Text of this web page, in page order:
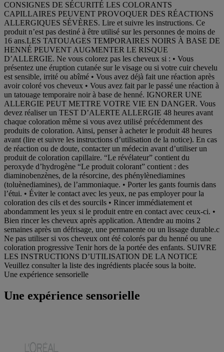
CONSIGNES DE SÉCURITÉ LES COLORANTS
CAPILLAIRES PEUVENT PROVOQUER DES RÉACTIONS
ALLERGIQUES SÉVÈRES. Lire et suivre les instructions. Ce
produit n’est pas destiné à être utilisé sur les personnes de moins de
16 ans.LES TATOUAGES TEMPORAIRES NOIRS À BASE DE
HENNÉ PEUVENT AUGMENTER LE RISQUE
D’ALLERGIE. Ne vous colorez pas les cheveux si : • Vous
présentez une éruption cutanée sur le visage ou si votre cuir chevelu
est sensible, irrité ou abîmé • Vous avez déjà fait une réaction après
avoir coloré vos cheveux • Vous avez fait par le passé une réaction à
un tatouage temporaire noir à base de henné. IGNORER UNE
ALLERGIE PEUT METTRE VOTRE VIE EN DANGER. Vous
devez réaliser un TEST D’ALERTE ALLERGIE 48 heures avant
chaque coloration même si vous avez utilisé précédemment des
produits de coloration. Ainsi, penser à acheter le produit 48 heures
avant (lire et suivre les instructions d’utilisation de la notice). En cas
de réaction ou de doute, contacter un médecin avant d’utiliser un
produit de coloration capillaire. “Le révélateur” contient du
peroxyde d’hydrogène “Le produit colorant” contient : des
diaminobenzènes, de la résorcine, des phénylènediamines
(toluènediamines), de l’ammoniaque. • Porter les gants fournis dans
l’étui. • Éviter le contact avec les yeux, ne pas employer pour la
coloration des cils et des sourcils • Rincer immédiatement et
abondamment les yeux si le produit entre en contact avec ceux-ci. •
Bien rincer les cheveux après application. Attendre au moins 2
semaines après un défrisage, une permanente ou un lissage durable.c
Ne pas utiliser si vos cheveux ont été colorés par du henné ou une
coloration progressive Tenir hors de la portée des enfants. SUIVRE
LES INSTRUCTIONS D’UTILISATION DE LA NOTICE
Veuillez consulter la liste des ingrédients placée sous la boite.
Une expérience sensorielle
Une expérience sensorielle